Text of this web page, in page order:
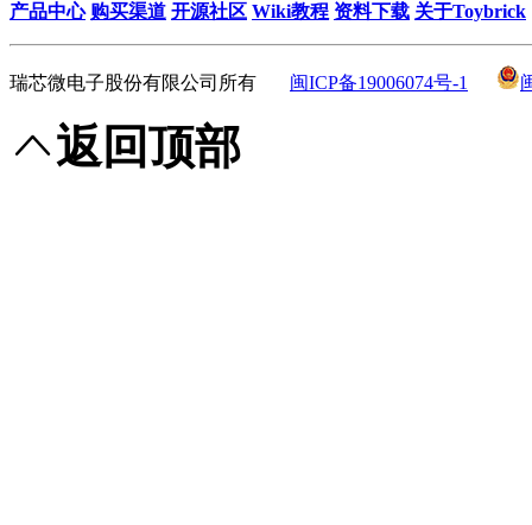
产品中心 购买渠道 开源社区 Wiki教程 资料下载 关于Toybrick
瑞芯微电子股份有限公司所有 闽ICP备19006074号-1
返回顶部